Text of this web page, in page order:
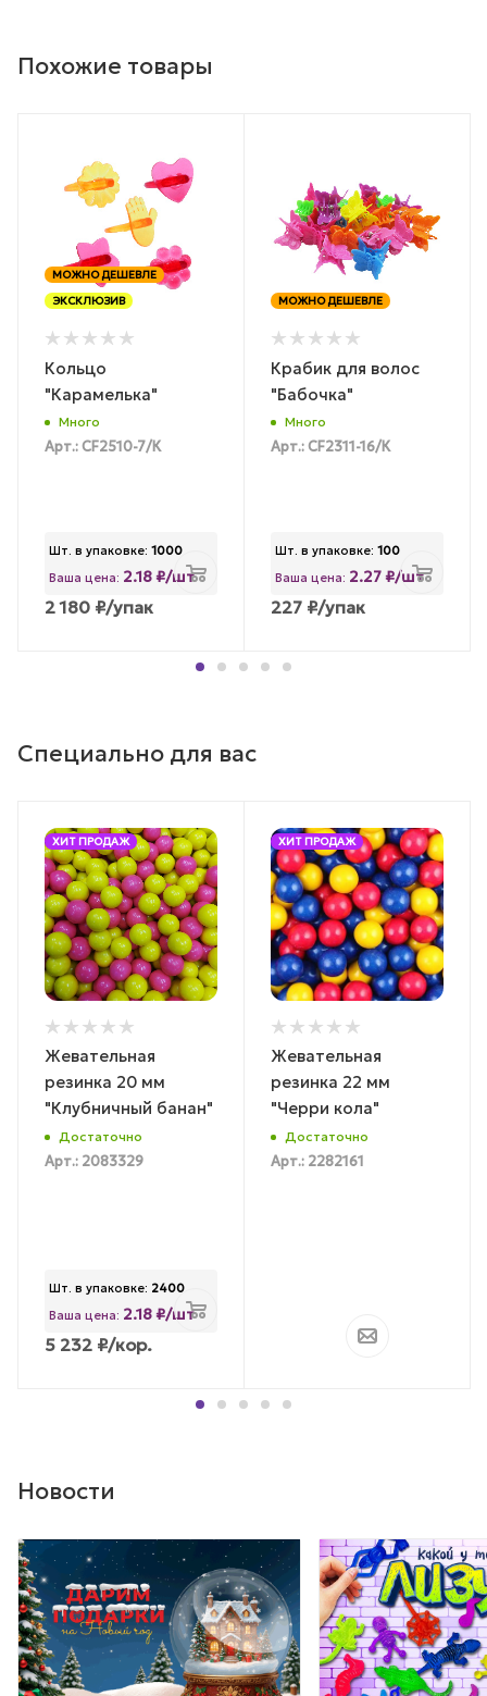
Похожие товары
МОЖНО ДЕШЕВЛЕ
ЭКСКЛЮЗИВ
Кольцо
"Карамелька"
Много
Арт.: CF2510-7/К
Шт. в упаковке: 1000
Ваша цена: 2.18 ₽/шт
2 180 ₽/упак
МОЖНО ДЕШЕВЛЕ
Крабик для волос
"Бабочка"
Много
Арт.: CF2311-16/К
Шт. в упаковке: 100
Ваша цена: 2.27 ₽/шт
227 ₽/упак
Специально для вас
ХИТ ПРОДАЖ
Жевательная
резинка 20 мм
"Клубничный банан"
Достаточно
Арт.: 2083329
Шт. в упаковке: 2400
Ваша цена: 2.18 ₽/шт
5 232 ₽/кор.
ХИТ ПРОДАЖ
Жевательная
резинка 22 мм
"Черри кола"
Достаточно
Арт.: 2282161
Новости